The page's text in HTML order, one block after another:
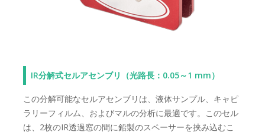
IR分解式セルアセンブリ（光路長：0.05～1 mm）
この分解可能なセルアセンブリは、液体サンプル、キャピ
ラリーフィルム、およびマルの分析に最適です。このセル
は、2枚のIR透過窓の間に鉛製のスペーサーを挟み込むこ